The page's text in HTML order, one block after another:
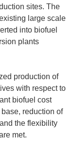
sites. The
large scale
into biofuel
plants
production of
with respect to
biofuel cost
reduction of
the flexibility
met.